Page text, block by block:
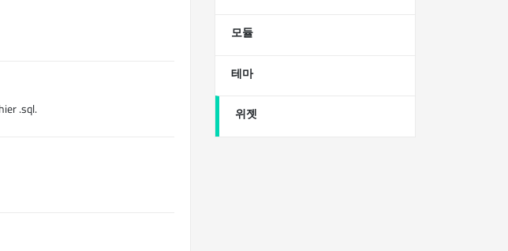
.sql.
모듈
테마
위젯